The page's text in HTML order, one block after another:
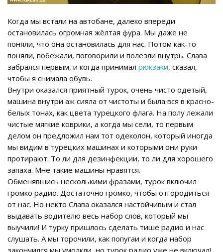
Когда мы встали на автобане, далеко впереди
остановилась огромная жёлтая фура. Мы даже не
поняли, что она остановилась для нас. Потом как-то
поняли, побежали, поговорили и полезли внутрь. Слава
забрался первым, и когда принимал рюкзаки, сказал,
чтобы я снимала обувь.
Внутри оказался приятный турок, очень чисто одетый,
машина внутри аж сияла от чистоты и была вся в красно-
белых тонах, как цвета турецкого флага. На полу лежали
чистые мягкие коврики, а когда мы сели, то первым
делом он предложил нам тот одеколон, который иногда
мы видим в турецких машинах и которыми они руки
протирают. То ли для дезинфекции, то ли для хорошего
запаха. Мне такие машины нравятся.
Обменявшись несколькими фразами, турок включил
громко радио. Достаточно громко, чтобы отгородиться
от нас. Но некто Слава оказался настойчивым и стал
выдавать водителю весь набор слов, который мы
выучили! И турку пришлось сделать тише радио и нас
слушать. А мы торочили, как попугаи и когда набор
закончился мы умолкли, но турок радио уже не включал!